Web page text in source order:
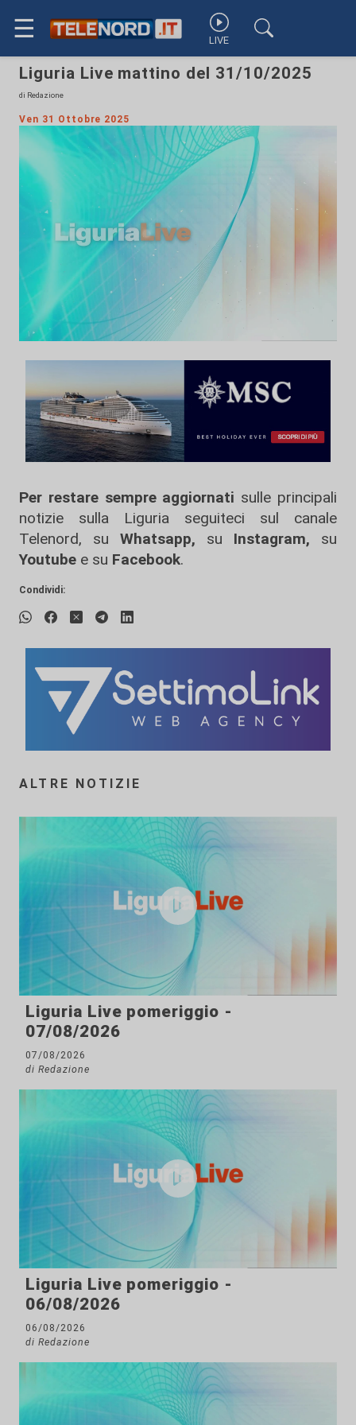
☰ LIVE
Liguria Live mattino del 31/10/2025
di Redazione
Ven 31 Ottobre 2025
Per restare sempre aggiornati sulle principali
notizie sulla Liguria seguiteci sul canale
Telenord, su
Whatsapp, su Instagram, su
Youtube e su Facebook.
Condividi:
ALTRE NOTIZIE
Liguria Live pomeriggio -
07/08/2026
07/08/2026
di Redazione
Liguria Live pomeriggio -
06/08/2026
06/08/2026
di Redazione